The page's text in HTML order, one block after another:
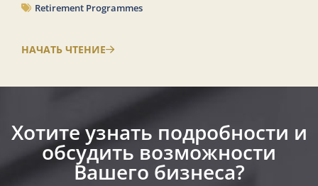
Retirement Programmes
НАЧАТЬ ЧТЕНИЕ
Хотите узнать подробности и
обсудить возможности
Вашего бизнеса?​